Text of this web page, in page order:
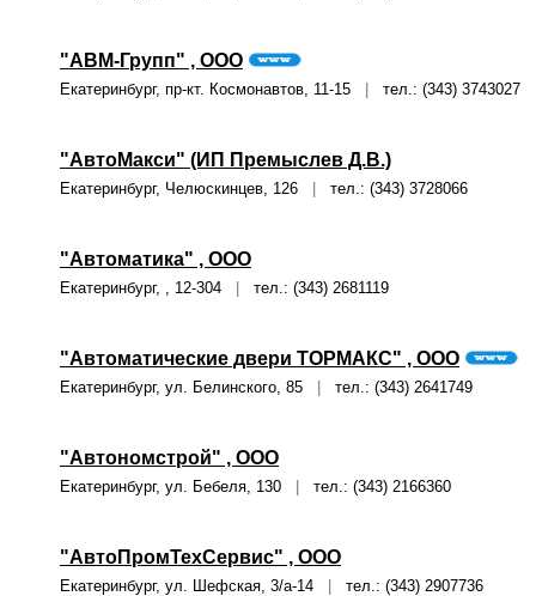
"АВМ-Групп" , ООО
Екатеринбург, пр-кт. Космонавтов, 11-15 тел.: (343) 3743027
"АвтоМакси" (ИП Премыслев Д.В.)
Екатеринбург, Челюскинцев, 126 тел.: (343) 3728066
"Автоматика" , ООО
Екатеринбург, , 12-304 тел.: (343) 2681119
"Автоматические двери ТОРМАКС" , ООО
Екатеринбург, ул. Белинского, 85 тел.: (343) 2641749
"Автономстрой" , ООО
Екатеринбург, ул. Бебеля, 130 тел.: (343) 2166360
"АвтоПромТехСервис" , ООО
Екатеринбург, ул. Шефская, 3/а-14 тел.: (343) 2907736